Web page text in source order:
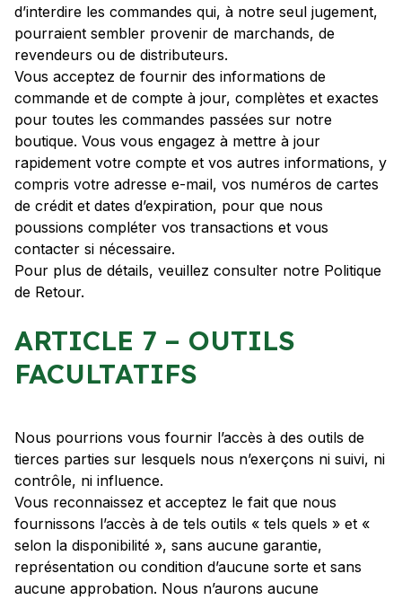
d’interdire les commandes qui, à notre seul jugement,
pourraient sembler provenir de marchands, de
revendeurs ou de distributeurs.
Vous acceptez de fournir des informations de
commande et de compte à jour, complètes et exactes
pour toutes les commandes passées sur notre
boutique. Vous vous engagez à mettre à jour
rapidement votre compte et vos autres informations, y
compris votre adresse e-mail, vos numéros de cartes
de crédit et dates d’expiration, pour que nous
poussions compléter vos transactions et vous
contacter si nécessaire.
Pour plus de détails, veuillez consulter notre Politique
de Retour.
ARTICLE 7 – OUTILS
FACULTATIFS
Nous pourrions vous fournir l’accès à des outils de
tierces parties sur lesquels nous n’exerçons ni suivi, ni
contrôle, ni influence.
Vous reconnaissez et acceptez le fait que nous
fournissons l’accès à de tels outils « tels quels » et «
selon la disponibilité », sans aucune garantie,
représentation ou condition d’aucune sorte et sans
aucune approbation. Nous n’aurons aucune